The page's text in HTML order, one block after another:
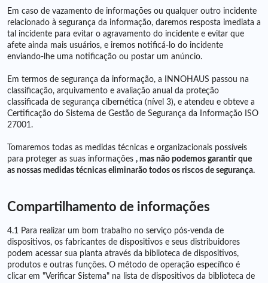
Em caso de vazamento de informações ou qualquer outro incidente
relacionado à segurança da informação, daremos resposta imediata a
tal incidente para evitar o agravamento do incidente e evitar que
afete ainda mais usuários, e iremos notificá-lo do incidente
enviando-lhe uma notificação ou postar um anúncio.
Em termos de segurança da informação, a INNOHAUS passou na
classificação, arquivamento e avaliação anual da proteção
classificada de segurança cibernética (nível 3), e atendeu e obteve a
Certificação do Sistema de Gestão de Segurança da Informação ISO
27001.
Tomaremos todas as medidas técnicas e organizacionais possíveis
para proteger as suas informações , mas não podemos garantir que
as nossas medidas técnicas eliminarão todos os riscos de segurança.
Compartilhamento de informações
4.1 Para realizar um bom trabalho no serviço pós-venda de
dispositivos, os fabricantes de dispositivos e seus distribuidores
podem acessar sua planta através da biblioteca de dispositivos,
produtos e outras funções. O método de operação específico é
clicar em "Verificar Sistema" na lista de dispositivos da biblioteca de